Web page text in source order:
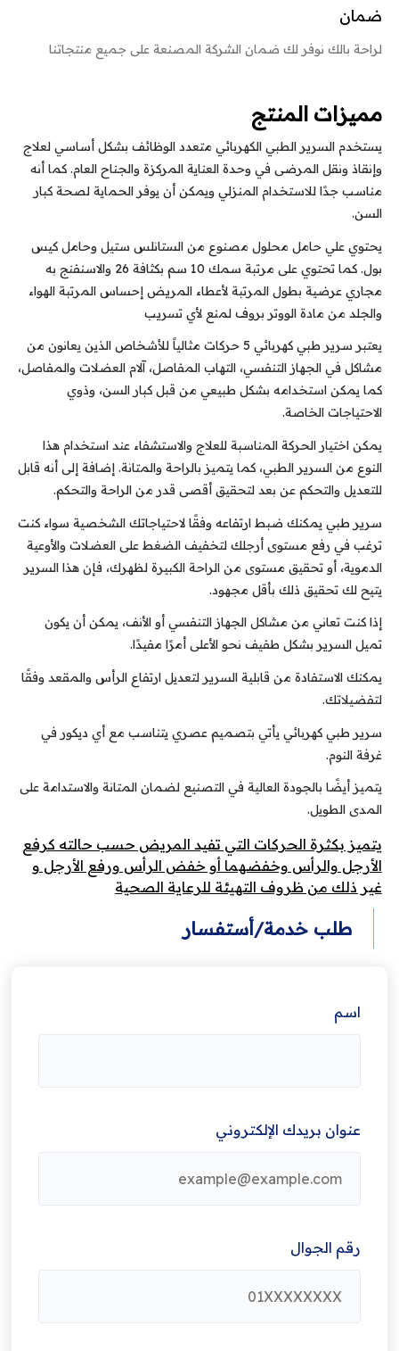
ضمان
لراحة بالك نوفر لك ضمان الشركة المصنعة على جميع منتجاتنا
مميزات المنتج
يستخدم السرير الطبي الكهربائي متعدد الوظائف بشكل أساسي لعلاج
وإنقاذ ونقل المرضى في وحدة العناية المركزة والجناح العام. كما أنه
مناسب جدًا للاستخدام المنزلي ويمكن أن يوفر الحماية لصحة كبار
السن.
يحتوي علي حامل محلول مصنوع من الستانلس ستيل وحامل كيس
بول. كما تحتوي على مرتبة سمك 10 سم بكثافة 26 والاسنفنج به
مجاري عرضية بطول المرتبة لأعطاء المريض إحساس المرتبة الهواء
والجلد من مادة الووتر بروف لمنع لأي تسريب
يعتبر سرير طبي كهربائي 5 حركات مثالياً للأشخاص الذين يعانون من
مشاكل في الجهاز التنفسي، التهاب المفاصل، آلام العضلات والمفاصل،
كما يمكن استخدامه بشكل طبيعي من قبل كبار السن، وذوي
الاحتياجات الخاصة.
يمكن اختيار الحركة المناسبة للعلاج والاستشفاء عند استخدام هذا
النوع من السرير الطبي، كما يتميز بالراحة والمتانة. إضافة إلى أنه قابل
للتعديل والتحكم عن بعد لتحقيق أقصى قدر من الراحة والتحكم.
سرير طبي يمكنك ضبط ارتفاعه وفقًا لاحتياجاتك الشخصية سواء كنت
ترغب في رفع مستوى أرجلك لتخفيف الضغط على العضلات والأوعية
الدموية، أو تحقيق مستوى من الراحة الكبيرة لظهرك، فإن هذا السرير
يتيح لك تحقيق ذلك بأقل مجهود.
إذا كنت تعاني من مشاكل الجهاز التنفسي أو الأنف، يمكن أن يكون
تميل السرير بشكل طفيف نحو الأعلى أمرًا مفيدًا.
يمكنك الاستفادة من قابلية السرير لتعديل ارتفاع الرأس والمقعد وفقًا
لتفضيلاتك.
سرير طبي كهربائي يأتي بتصميم عصري يتناسب مع أي ديكور في
غرفة النوم.
يتميز أيضًا بالجودة العالية في التصنيع لضمان المتانة والاستدامة على
المدى الطويل.
يتميز بكثرة الحركات التي تفيد المريض حسب حالته كرفع
الأرجل والرأس وخفضهما أو خفض الرأس ورفع الأرجل و
غير ذلك من ظروف التهيئة للرعاية الصحية
طلب خدمة/أستفسار
اسم
عنوان بريدك الإلكتروني
رقم الجوال